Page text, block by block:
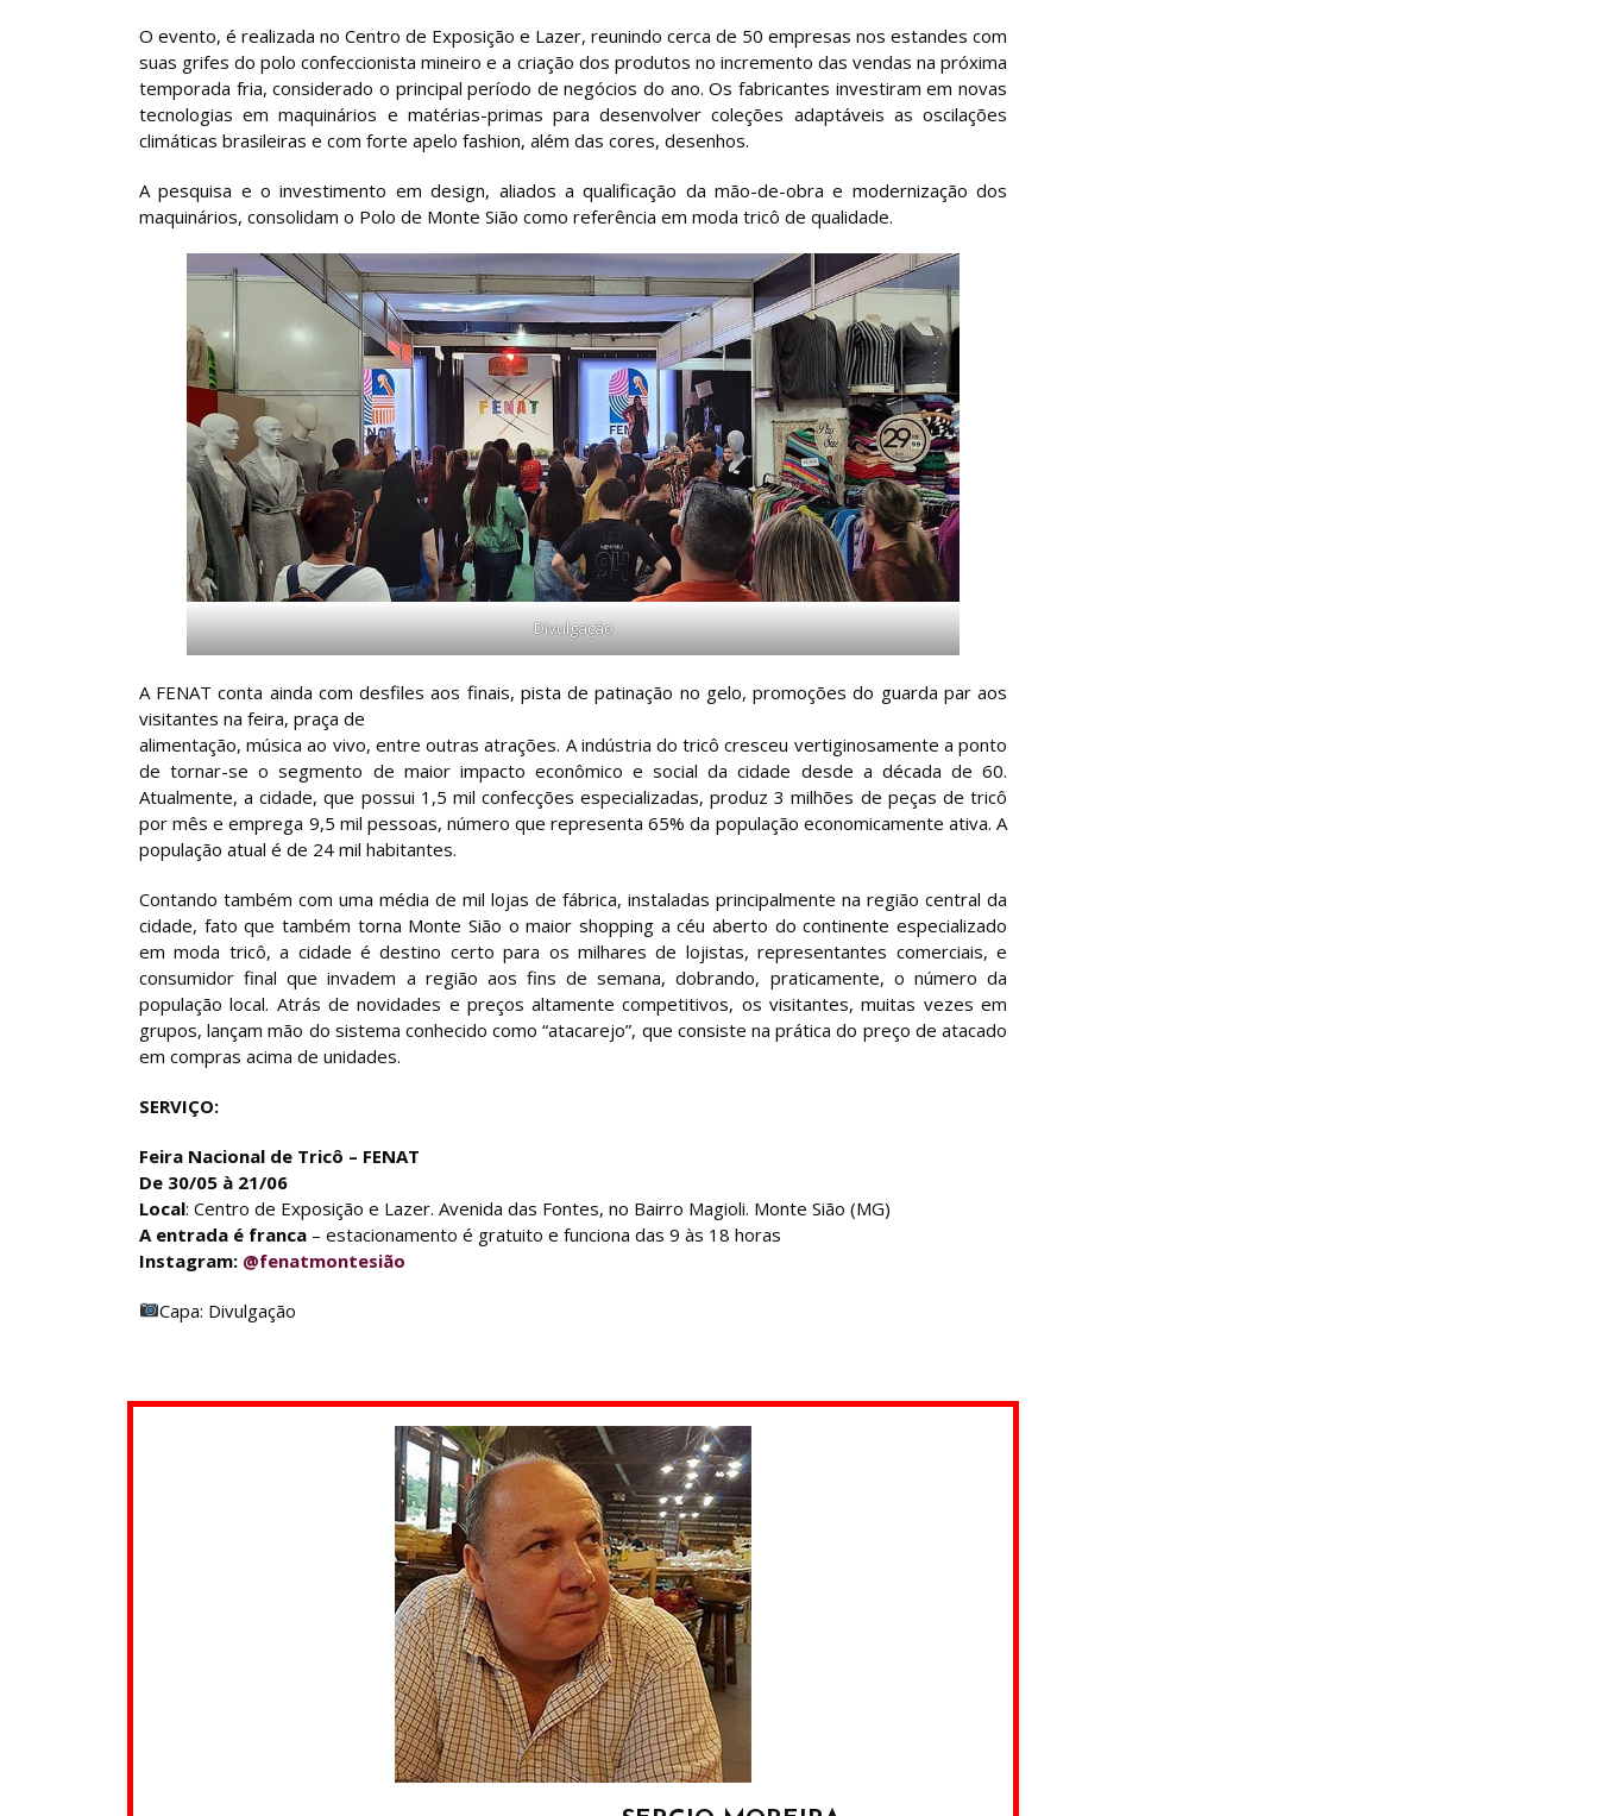
O evento, é realizada no Centro de Exposição e Lazer, reunindo cerca de 50 empresas nos estandes com
suas grifes do polo confeccionista mineiro e a criação dos produtos no incremento das vendas na próxima
temporada fria, considerado o principal período de negócios do ano. Os fabricantes investiram em novas
tecnologias em maquinários e matérias-primas para desenvolver coleções adaptáveis as oscilações
climáticas brasileiras e com forte apelo fashion, além das cores, desenhos.
A pesquisa e o investimento em design, aliados a qualificação da mão-de-obra e modernização dos
maquinários, consolidam o Polo de Monte Sião como referência em moda tricô de qualidade.
Divulgação
A FENAT conta ainda com desfiles aos finais, pista de patinação no gelo, promoções do guarda par aos
visitantes na feira, praça de
alimentação, música ao vivo, entre outras atrações. A indústria do tricô cresceu vertiginosamente a ponto
de tornar-se o segmento de maior impacto econômico e social da cidade desde a década de 60.
Atualmente, a cidade, que possui 1,5 mil confecções especializadas, produz 3 milhões de peças de tricô
por mês e emprega 9,5 mil pessoas, número que representa 65% da população economicamente ativa. A
população atual é de 24 mil habitantes.
Contando também com uma média de mil lojas de fábrica, instaladas principalmente na região central da
cidade, fato que também torna Monte Sião o maior shopping a céu aberto do continente especializado
em moda tricô, a cidade é destino certo para os milhares de lojistas, representantes comerciais, e
consumidor final que invadem a região aos fins de semana, dobrando, praticamente, o número da
população local. Atrás de novidades e preços altamente competitivos, os visitantes, muitas vezes em
grupos, lançam mão do sistema conhecido como “atacarejo”, que consiste na prática do preço de atacado
em compras acima de unidades.
SERVIÇO:
Feira Nacional de Tricô – FENAT
De 30/05 à 21/06
Local: Centro de Exposição e Lazer. Avenida das Fontes, no Bairro Magioli. Monte Sião (MG)
A entrada é franca – estacionamento é gratuito e funciona das 9 às 18 horas
Instagram: @fenatmontesião
Capa: Divulgação